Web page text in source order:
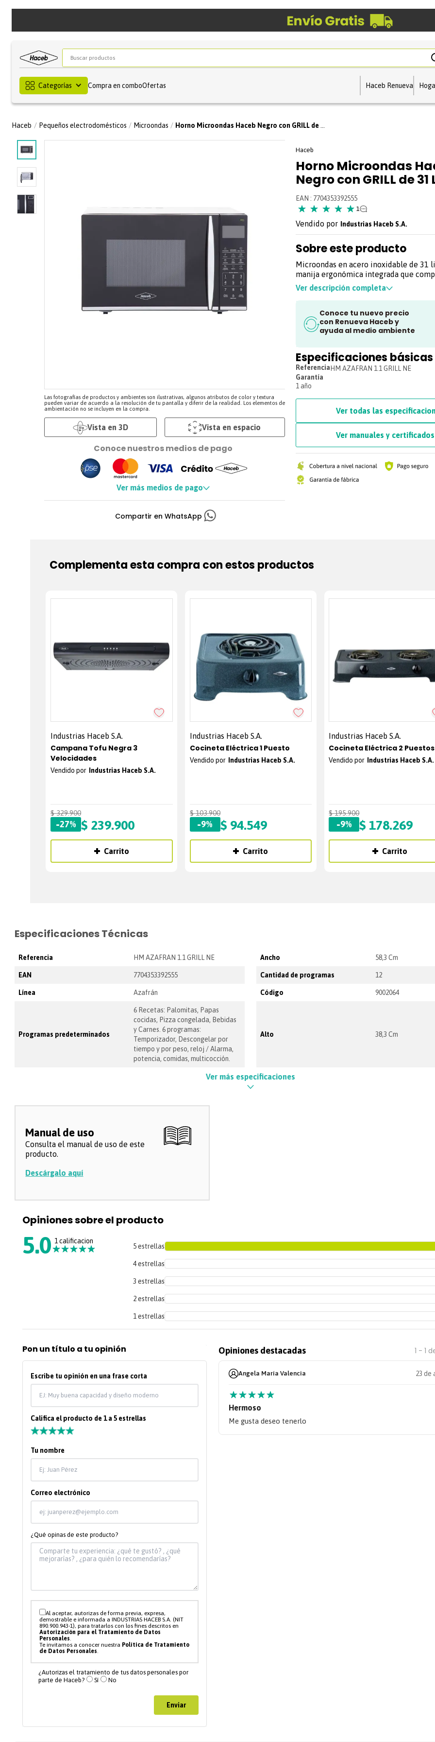
Buscar productos
Categorías Compra en comboOfertas Haceb Renueva
Pequeños electrodomésticos Microondas Horno Microondas Haceb Negro con GRILL de 31 Lts - 1.1
Las fotografías de productos y ambientes son ilustrativas, algunos atributos de color y textura
pueden variar de acuerdo a la resolución de tu pantalla y diferir de la realidad. Los elementos de
ambientación no se incluyen en la compra.
Vista en 3D Vista en espacio
Conoce nuestros medios de pago
Ver más medios de pago
Haceb
Horno Microondas
Negro con GRILL de 31
EAN : 7704353392555
★ ★ ★ ★ ★ 1
Industrias Haceb S.A.
Sobre este producto
Microondas en acero inoxidable de 31
manija ergonómica integrada que
diseño. Disminuye olores gracias al
integrado dentro del horno y permite un
ahorro de energía con su función
Además con la función de bloqueo para
estar tranquilo cuando estés preparando
alimentos y se encuentren niños
instante descongelar y cocinar tus
tiempo determinado.
Caracteristicas
¡El aliado perfecto para sorprender!
microondas Haceb, marca líder del
* Cuenta con 12 programas
panel digital, para que solo con un
multiples recetas cada día (Palomitas,
Pizza, comidas congeladas, bebidas,
descongelar por tiempo y por peso,
potencia, comidas, multicocción).
manija, lo que aporta caracter al Horno
y busquen diseño en sus espacios.
Ver descripción completa
Conoce tu nuevo precio
con Renueva Haceb y
ayuda al medio ambiente
Especificaciones básicas
Referencia HM AZAFRAN 1.1 GRILL NE
Garantía
1 año
Ver todas las
Ver manuales y certificados
Complementa esta compra con estos productos
Industrias Haceb S.A.
Campana Tofu Negra 3
Velocidades
Industrias Haceb S.A.
$ 329.900
-27% $ 239.900
Carrito
Industrias Haceb S.A.
Cocineta Eléctrica 1 Puesto
Industrias Haceb S.A.
$ 103.900
-9% $ 94.549
Carrito
Industrias Haceb S.A.
Cocineta Eléctrica 2 Puestos
Industrias Haceb S.A.
$ 195.900
-9% $ 178.269
Carrito
Especificaciones Técnicas
Referencia HM AZAFRAN 1.1 GRILL NE Ancho 58,3 Cm
EAN 7704353392555 Cantidad de programas 12
Línea Azafrán Código 9002064
Programas predeterminados
6 Recetas: Palomitas, Papas
cocidas, Pizza congelada, Bebidas
y Carnes. 6 programas:
Temporizador, Descongelar por
tiempo y por peso, reloj / Alarma,
potencia, comidas, multicocción.
Alto 38,3 Cm
Frecuencia
Luz interna
Plato giratorio SI
Material Acero Esmaltado
Color Negro
1 año
Ver más especificaciones
Manual de uso
Consulta el manual de uso de este
producto.
Descárgalo aquí
Opiniones sobre el producto
5.0 1 calificacion
★★★★★ 5 estrellas
4 estrellas
3 estrellas
2 estrellas
1 estrellas
Pon un título a tu opinión
Escribe tu opinión en una frase corta
Califica el producto de 1 a 5 estrellas
★★★★★
Tu nombre
Correo electrónico
¿Qué opinas de este producto?
Al aceptar, autorizas de forma previa, expresa,
demostrable e informada a INDUSTRIAS HACEB S.A. (NIT
890.900.943-1), para tratarlos con los fines descritos en
Autorización para el Tratamiento de Datos
Personales.
Te invitamos a conocer nuestra Política de Tratamiento
de Datos Personales.
¿Autorizas el tratamiento de tus datos personales por
parte de Haceb?
Sí No
Enviar
Opiniones destacadas 1 - 1
Angela María Valencia 23 de
★★★★★
Hermoso
Me gusta deseo tenerlo